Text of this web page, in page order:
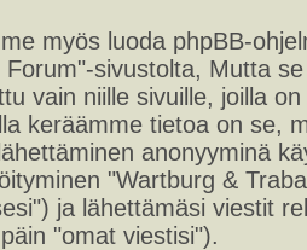
myös luoda phpBB-
Forum"-sivustolta, Mutta
vain niille sivuille, joilla
keräämme tietoa on se,
anonyyminä
"Wartburg &
ja lähettämäsi viestit
"omat viestisi").